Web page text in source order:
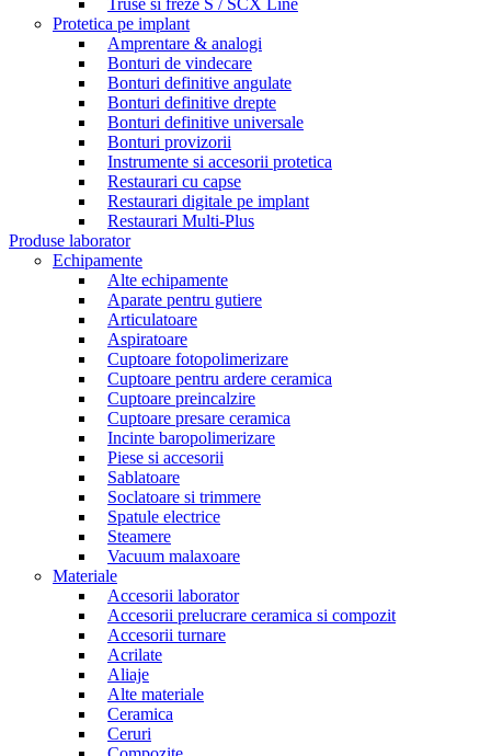
Truse si freze S / SCX Line
Protetica pe implant
Amprentare & analogi
Bonturi de vindecare
Bonturi definitive angulate
Bonturi definitive drepte
Bonturi definitive universale
Bonturi provizorii
Instrumente si accesorii protetica
Restaurari cu capse
Restaurari digitale pe implant
Restaurari Multi-Plus
Produse laborator
Echipamente
Alte echipamente
Aparate pentru gutiere
Articulatoare
Aspiratoare
Cuptoare fotopolimerizare
Cuptoare pentru ardere ceramica
Cuptoare preincalzire
Cuptoare presare ceramica
Incinte baropolimerizare
Piese si accesorii
Sablatoare
Soclatoare si trimmere
Spatule electrice
Steamere
Vacuum malaxoare
Materiale
Accesorii laborator
Accesorii prelucrare ceramica si compozit
Accesorii turnare
Acrilate
Aliaje
Alte materiale
Ceramica
Ceruri